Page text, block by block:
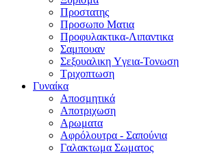
Προστατης
Προσωπο Ματια
Προφυλακτικα-Λιπαντικα
Σαμπουαν
Σεξουαλικη Yγεια-Τονωση
Τριχοπτωση
Γυναίκα
Αποσμητικά
Αποτριχωση
Αρωματα
Αφρόλουτρα - Σαπούνια
Γαλακτωμα Σωματος